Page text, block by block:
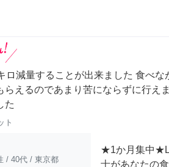
ロ減量することが出来ました 食べな
らえるのであまり苦にならずに行え
た
ト
/ 40代 / 東京都
★1か月集中
士があなたの